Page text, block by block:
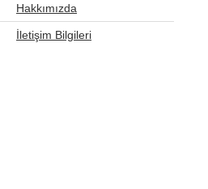
Hakkımızda
İletişim Bilgileri